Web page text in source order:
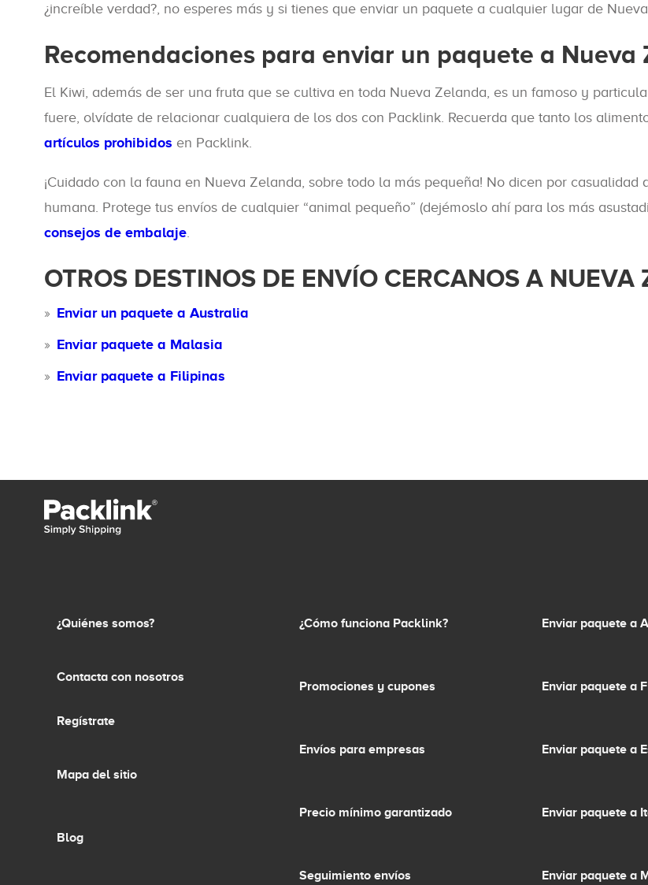
¿increíble verdad?, no esperes más y si tienes que enviar un paquete a cualquier lugar de
Recomendaciones para enviar un paquete a Nueva
El Kiwi, además de ser una fruta que se cultiva en toda Nueva Zelanda, es un famoso y
fuere, olvídate de relacionar cualquiera de los dos con Packlink. Recuerda que tanto los
artículos prohibidos en Packlink.
¡Cuidado con la fauna en Nueva Zelanda, sobre todo la más pequeña! No dicen por
humana. Protege tus envíos de cualquier “animal pequeño” (dejémoslo ahí para los más
consejos de embalaje.
OTROS DESTINOS DE ENVÍO CERCANOS A NUEVA
Enviar un paquete a Australia
Enviar paquete a Malasia
Enviar paquete a Filipinas
¿Quiénes somos?
Contacta con nosotros
Regístrate
Mapa del sitio
Blog
¿Cómo funciona Packlink?
Promociones y cupones
Envíos para empresas
Precio mínimo garantizado
Seguimiento envíos
Enviar paquete a
Enviar paquete a
Enviar paquete a
Enviar paquete a
Enviar paquete a